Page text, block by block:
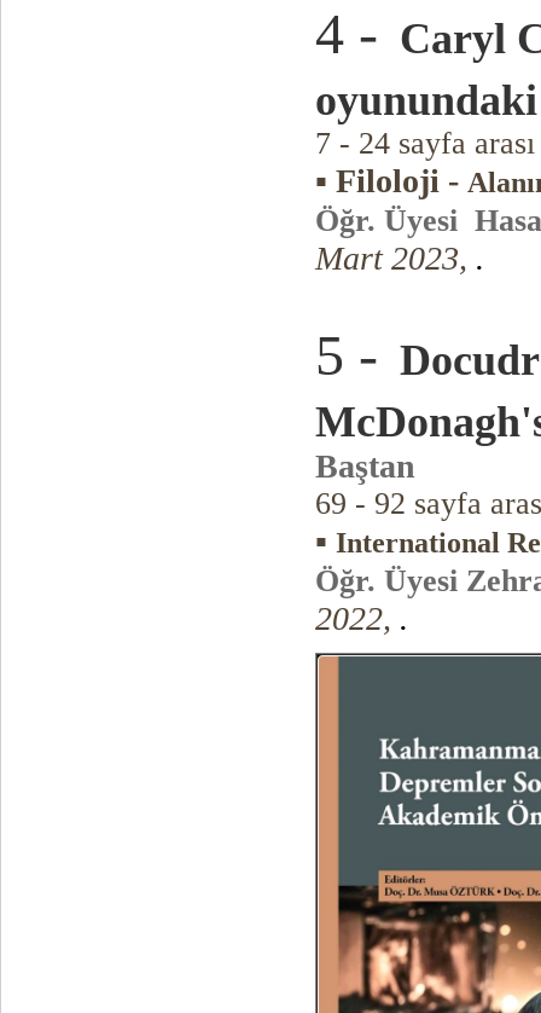
4 - Caryl
7 - 24 sayfa
▪ Filoloji -
Öğr. Üyesi
Mart 2023, .
5 -
Baştan
69 - 92 sayfa
▪ International
Öğr. Üyesi
2022, .